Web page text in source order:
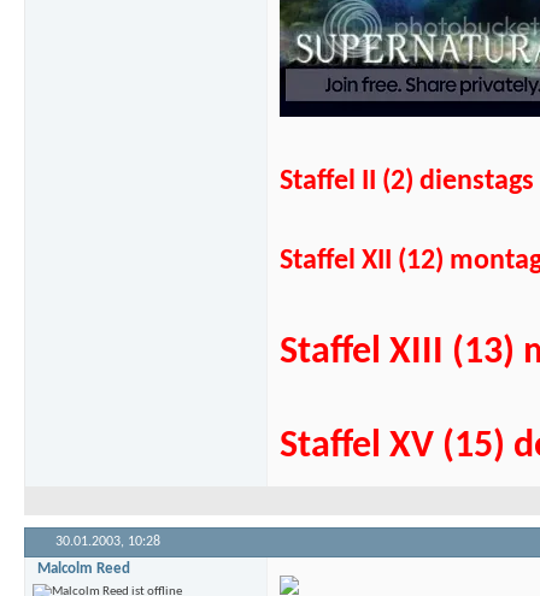
Staffel II (2)
Staffel XII (12)
Staffel XIII (13)
Staffel XV (15)
30.01.2003, 10:28
Malcolm Reed